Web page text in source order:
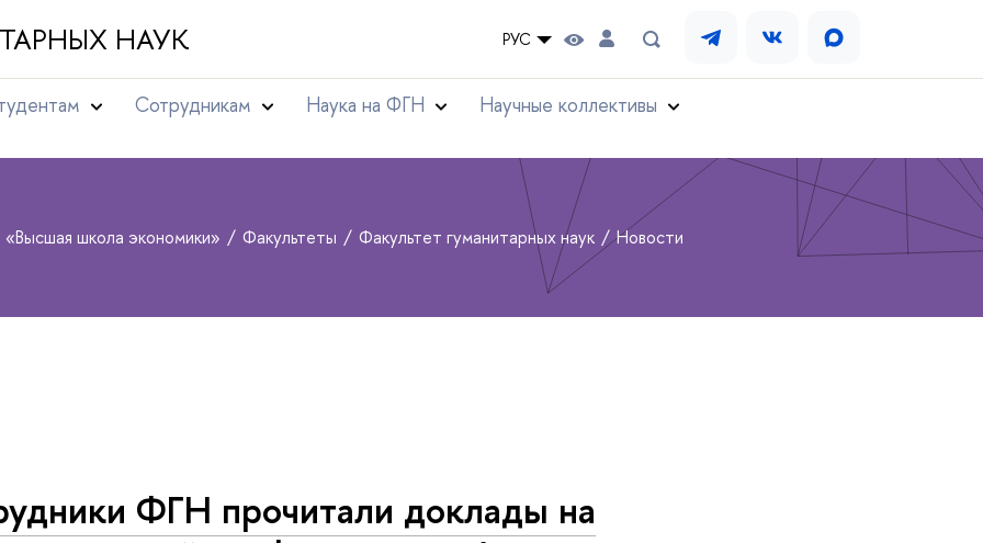
НАУК РУС
Сотрудникам Наука на ФГН Научные коллективы
«Высшая школа экономики» Факультеты Факультет гуманитарных наук Новости
ФГН прочитали доклады на